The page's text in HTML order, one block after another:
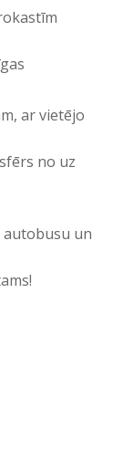
ar vietējo
no uz
autobusu un